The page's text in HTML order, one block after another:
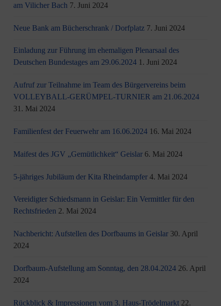
am Vi­li­cher Bach 7. Juni 2024
Neue Bank am Bücherschrank / Dorfplatz 7. Juni 2024
Einladung zur Führung im ehemaligen Plenarsaal des
Deutschen Bundestages am 29.06.2024 1. Juni 2024
Aufruf zur Teilnahme im Team des Bürgervereins beim
VOLLEYBALL-GERÜMPEL-TURNIER am 21.06.2024
31. Mai 2024
Familienfest der Feuerwehr am 16.06.2024 16. Mai 2024
Maifest des JGV „Gemütlichkeit“ Geislar 6. Mai 2024
5-jähriges Jubiläum der Kita Rheindampfer 4. Mai 2024
Vereidigter Schiedsmann in Geislar: Ein Vermittler für den
Rechtsfrieden 2. Mai 2024
Nachbericht: Aufstellen des Dorfbaums in Geislar 30. April
2024
Dorfbaum-Aufstellung am Sonntag, den 28.04.2024 26. April
2024
Rückblick & Impressionen vom 3. Haus-Trödelmarkt 22.